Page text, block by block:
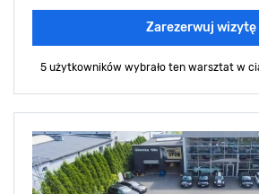
Zarezerwuj wizytę
5 użytkowników wybrało ten warsztat w